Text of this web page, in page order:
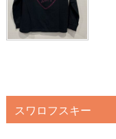
スワロフスキー